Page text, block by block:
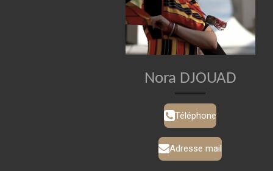
Nora DJOUAD
Téléphone
Adresse mail